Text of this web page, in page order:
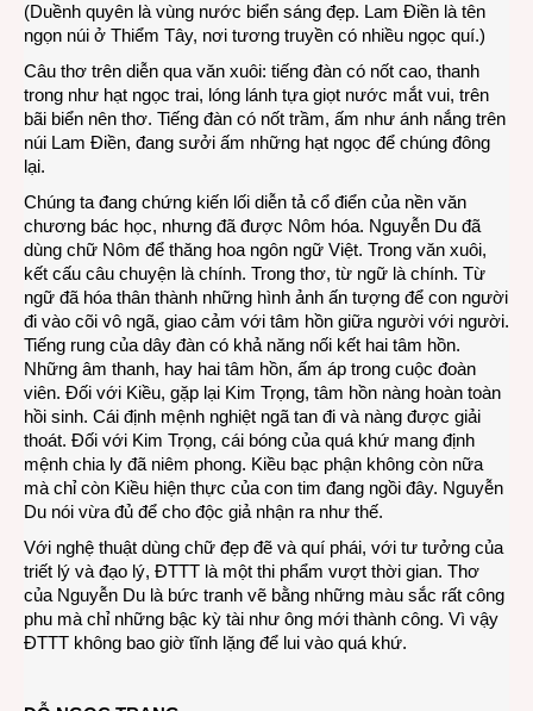
(Duềnh quyên là vùng nước biển sáng đẹp. Lam Điền là tên
ngọn núi ở Thiểm Tây, nơi tương truyền có nhiều ngọc quí.)
Câu thơ trên diễn qua văn xuôi: tiếng đàn có nốt cao, thanh
trong như hạt ngọc trai, lóng lánh tựa giọt nước mắt vui, trên
bãi biển nên thơ. Tiếng đàn có nốt trầm, ấm như ánh nắng trên
núi Lam Điền, đang sưởi ấm những hạt ngọc để chúng đông
lại.
Chúng ta đang chứng kiến lối diễn tả cổ điển của nền văn
chương bác học, nhưng đã được Nôm hóa. Nguyễn Du đã
dùng chữ Nôm để thăng hoa ngôn ngữ Việt. Trong văn xuôi,
kết cấu câu chuyện là chính. Trong thơ, từ ngữ là chính. Từ
ngữ đã hóa thân thành những hình ảnh ấn tượng để con người
đi vào cõi vô ngã, giao cảm với tâm hồn giữa người với người.
Tiếng rung của dây đàn có khả năng nối kết hai tâm hồn.
Những âm thanh, hay hai tâm hồn, ấm áp trong cuộc đoàn
viên. Đối với Kiều, gặp lại Kim Trọng, tâm hồn nàng hoàn toàn
hồi sinh. Cái định mệnh nghiệt ngã tan đi và nàng được giải
thoát. Đối với Kim Trọng, cái bóng của quá khứ mang định
mệnh chia ly đã niêm phong. Kiều bạc phận không còn nữa
mà chỉ còn Kiều hiện thực của con tim đang ngồi đây. Nguyễn
Du nói vừa đủ để cho độc giả nhận ra như thế.
Với nghệ thuật dùng chữ đẹp đẽ và quí phái, với tư tưởng của
triết lý và đạo lý, ĐTTT là một thi phẩm vượt thời gian. Thơ
của Nguyễn Du là bức tranh vẽ bằng những màu sắc rất công
phu mà chỉ những bậc kỳ tài như ông mới thành công. Vì vậy
ĐTTT không bao giờ tĩnh lặng để lui vào quá khứ.